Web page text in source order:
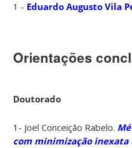
1 - Eduardo Augusto Vila
Orientações
Doutorado
1- Joel Conceição Rabelo.
com minimização inexata